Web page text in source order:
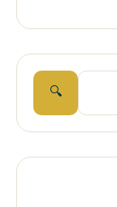
🔍